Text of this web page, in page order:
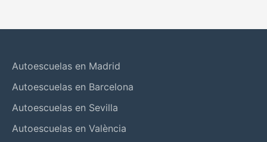
Autoescuelas en Madrid
Autoescuelas en Barcelona
Autoescuelas en Sevilla
Autoescuelas en València